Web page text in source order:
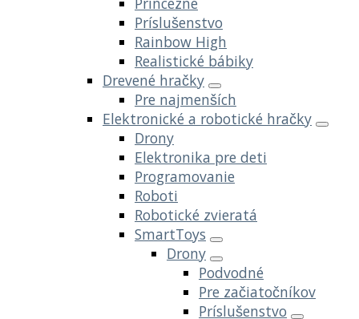
Príslušenstvo
Rainbow High
Realistické bábiky
Drevené hračky
Pre najmenších
Elektronické a robotické hračky
Drony
Elektronika pre deti
Programovanie
Roboti
Robotické zvieratá
SmartToys
Drony
Podvodné
Pre začiatočníkov
Príslušenstvo